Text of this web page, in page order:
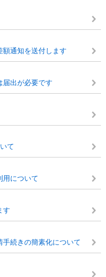
額通知を送付します
届出が必要です
て
用について
す
続きの簡素化について